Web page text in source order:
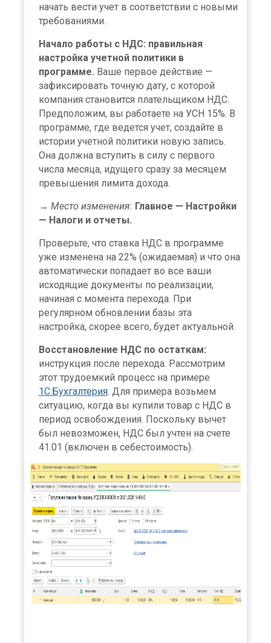
начать вести учет в соответствии с новыми
требованиями.
Начало работы с НДС: правильная
настройка учетной политики в
программе. Ваше первое действие —
зафиксировать точную дату, с которой
компания становится плательщиком НДС.
Предположим, вы работаете на УСН 15%. В
программе, где ведется учет, создайте в
истории учетной политики новую запись.
Она должна вступить в силу с первого
числа месяца, идущего сразу за месяцем
превышения лимита дохода.
→ Место изменения: Главное — Настройки
— Налоги и отчеты.
Проверьте, что ставка НДС в программе
уже изменена на 22% (ожидаемая) и что она
автоматически попадает во все ваши
исходящие документы по реализации,
начиная с момента перехода. При
регулярном обновлении базы эта
настройка, скорее всего, будет актуальной.
Восстановление НДС по остаткам:
инструкция после перехода. Рассмотрим
этот трудоемкий процесс на примере
1С:Бухгалтерия . Для примера возьмем
ситуацию, когда вы купили товар с НДС в
период освобождения. Поскольку вычет
был невозможен, НДС был учтен на счете
41.01 (включен в себестоимость).